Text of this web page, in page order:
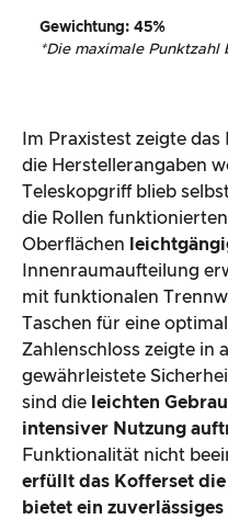
Gewichtung: 45%
*Die maximale Punktzahl
Im Praxistest zeigte
die Herstellerangaben
Teleskopgriff blieb
die Rollen
Oberflächen
Innenraumaufteilung
mit funktionalen
Taschen für eine
Zahlenschloss zeigte in
gewährleistete
sind die leichten
intensiver Nutzung
Funktionalität nicht
erfüllt das Kofferset
bietet ein